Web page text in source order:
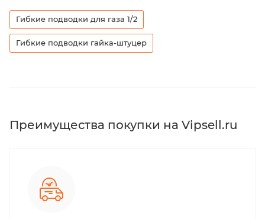
Гибкие подводки для газа 1/2
Гибкие подводки гайка-штуцер
Преимущества покупки на Vipsell.ru